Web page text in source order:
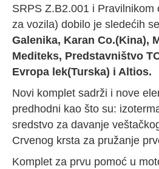
SRPS Z.B2.001 i Pravilnikom
za vozila) dobilo je sledećih
Galenika, Karan Co.(Kina),
Mediteks, Predstavništvo
Evropa lek(Turska) i Altios.
Novi komplet sadrži i nove
predhodni kao što su:
sredstvo za davanje
Crvenog krsta za pružanje
Komplet za prvu pomoć u